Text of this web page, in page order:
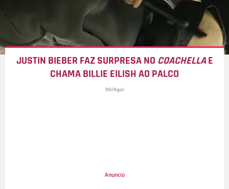
JUSTIN BIEBER FAZ SURPRESA NO COACHELLAE
CHAMA BILLIE EILISH AO PALCO
06/Ago/